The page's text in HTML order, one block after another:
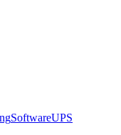
SoftwareUPS